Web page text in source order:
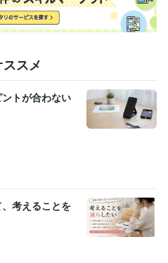
オートバイの整備
スメ
トが合わない
考えることを